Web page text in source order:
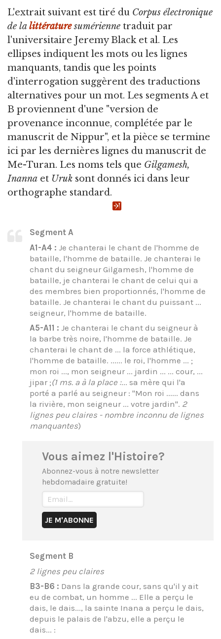
L'extrait suivant est tiré du Corpus électronique
de lalittératuresumérienne traduit par
l'universitaire Jeremy Black et al. Les
ellipses indiquent les mots ou les lignes
manquants, tandis que les points
d'interrogation suggèrent des traductions
alternatives pour un mot. Les segments A et
B proviennent d'une "version de
provenance inconnue, complétée par le
manuscrit de Nippur", et la pièce se termine
ici par les dernières lignes du manuscrit de
Me-Turan. Les noms tels que Gilgamesh,
Inanna et Uruk sont donnés ici dans leur
orthographe standard.
Segment A
A1-A4 : Je chanterai le chant de l'homme de
bataille, l'homme de bataille. Je chanterai le
chant du seigneur Gilgamesh, l'homme de
bataille, je chanterai le chant de celui qui a
des membres bien proportionnés, l'homme de
bataille. Je chanterai le chant du puissant ...
seigneur, l'homme de bataille.
A5-A11 : Je chanterai le chant du seigneur à
la barbe très noire, l'homme de bataille. Je
chanterai le chant de ... la force athlétique,
l'homme de bataille. ...... le roi, l'homme ... ;
mon roi ..., mon seigneur ... jardin ... ... cour, ...
jipar ;(1 ms. a à la place :... sa mère qui l'a
porté a parlé au seigneur : "Mon roi ...... dans
la rivière, mon seigneur ... votre jardin". 2
lignes peu claires - nombre inconnu de lignes
manquantes)
Vous aimez l'Histoire?
Abonnez-vous à notre newsletter
hebdomadaire gratuite!
Segment B
2 lignes peu claires
B3-B6 : Dans la grande cour, sans qu'il y ait
eu de combat, un homme ... Elle a perçu le
dais, le dais..., la sainte Inana a perçu le dais,
depuis le palais de l'abzu, elle a perçu le
dais... :